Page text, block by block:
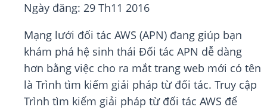
Ngày đăng: 29 Th11 2016
Mạng lưới đối tác AWS (APN) đang giúp bạn
khám phá hệ sinh thái Đối tác APN dễ dàng
hơn bằng việc cho ra mắt trang web mới có tên
là Trình tìm kiếm giải pháp từ đối tác. Truy cập
Trình tìm kiếm giải pháp từ đối tác AWS để